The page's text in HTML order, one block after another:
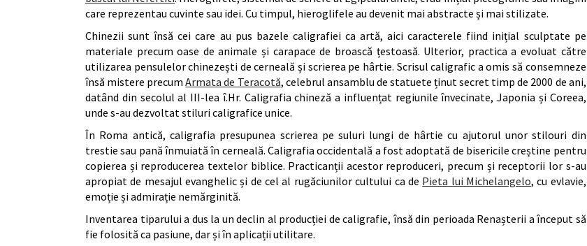
care reprezentau cuvinte sau idei. Cu timpul, hieroglifele au devenit mai abstracte și mai stilizate.
Chinezii sunt însă cei care au pus bazele caligrafiei ca artă, aici caracterele fiind inițial sculptate pe
materiale precum oase de animale și carapace de broască țestoasă. Ulterior, practica a evoluat către
utilizarea pensulelor chinezești de cerneală și scrierea pe hârtie. Scrisul caligrafic a omis să consemneze
însă mistere precumArmata de Teracotă, celebrul ansamblu de statuete ținut secret timp de 2000 de ani,
datând din secolul al III-lea î.Hr. Caligrafia chineză a influențat regiunile învecinate, Japonia și Coreea,
unde s-au dezvoltat stiluri caligrafice unice.
În Roma antică, caligrafia presupunea scrierea pe suluri lungi de hârtie cu ajutorul unor stilouri din
trestie sau pană înmuiată în cerneală. Caligrafia occidentală a fost adoptată de bisericile creștine pentru
copierea și reproducerea textelor biblice. Practicanții acestor reproduceri, precum și receptorii lor s-au
apropiat de mesajul evanghelic și de cel al rugăciunilor cultului ca de Pieta lui Michelangelo, cu evlavie,
emoție și admirație nemărginită.
Inventarea tiparului a dus la un declin al producției de caligrafie, însă din perioada Renașterii a început să
fie folosită ca pasiune, dar și în aplicații utilitare.